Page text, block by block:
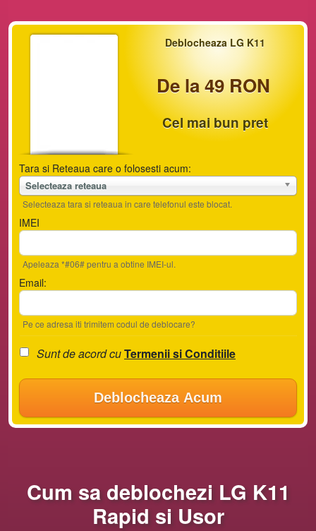
Deblocheaza LG K11
De la 49 RON
Cel mai bun pret
Tara si Reteaua care o folosesti acum:
Selecteaza reteaua
Selecteaza tara si reteaua in care telefonul este blocat.
IMEI
Apeleaza *#06# pentru a obtine IMEI-ul.
Email:
Pe ce adresa iti trimitem codul de deblocare?
Sunt de acord cuTermenii si Conditiile
Deblocheaza Acum
Cum sa deblochezi LG K11
Rapid si Usor